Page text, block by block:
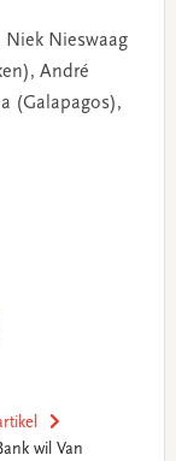
Niek Nieswaag
André
(Galapagos),
wil Van